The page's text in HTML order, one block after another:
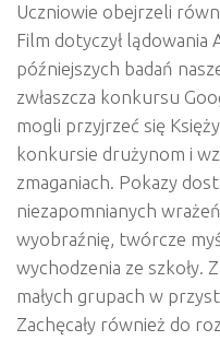
Uczniowie obejrzeli
Film dotyczył lądowania
późniejszych badań
zwłaszcza konkursu
mogli przyjrzeć się
konkursie drużynom i
zmaganiach. Pokazy
niezapomnianych
wyobraźnię, twórcze
wychodzenia ze szkoły.
małych grupach w
Zachęcały również do